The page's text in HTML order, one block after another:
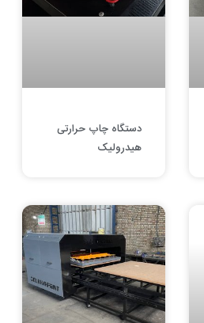
دستگاه چاپ حرارتی
هیدرولیک